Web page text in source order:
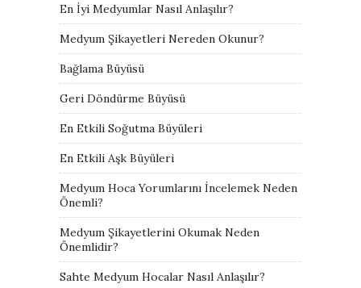
En İyi Medyumlar Nasıl Anlaşılır?
Medyum Şikayetleri Nereden Okunur?
Bağlama Büyüsü
Geri Döndürme Büyüsü
En Etkili Soğutma Büyüleri
En Etkili Aşk Büyüleri
Medyum Hoca Yorumlarını İncelemek Neden
Önemli?
Medyum Şikayetlerini Okumak Neden
Önemlidir?
Sahte Medyum Hocalar Nasıl Anlaşılır?